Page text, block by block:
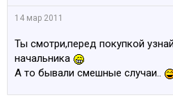
14 мар 2011
Ты смотри,перед покупкой
начальника
А то бывали смешные случаи..